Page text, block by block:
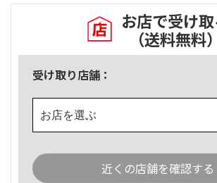
お店で受け
（送料無料）
受け取り店舗：
お店を選ぶ
近くの店舗を確認する